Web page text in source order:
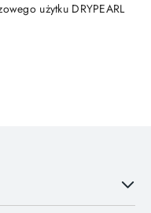
użytku DRYPEARL